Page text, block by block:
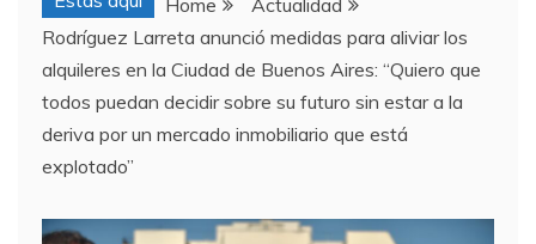
Home
Actualidad
Rodríguez Larreta anunció medidas para aliviar los
alquileres en la Ciudad de Buenos Aires: “Quiero que
todos puedan decidir sobre su futuro sin estar a la
deriva por un mercado inmobiliario que está
explotado”